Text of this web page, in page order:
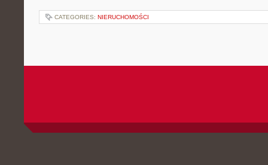
CATEGORIES: NIERUCHOMOŚCI